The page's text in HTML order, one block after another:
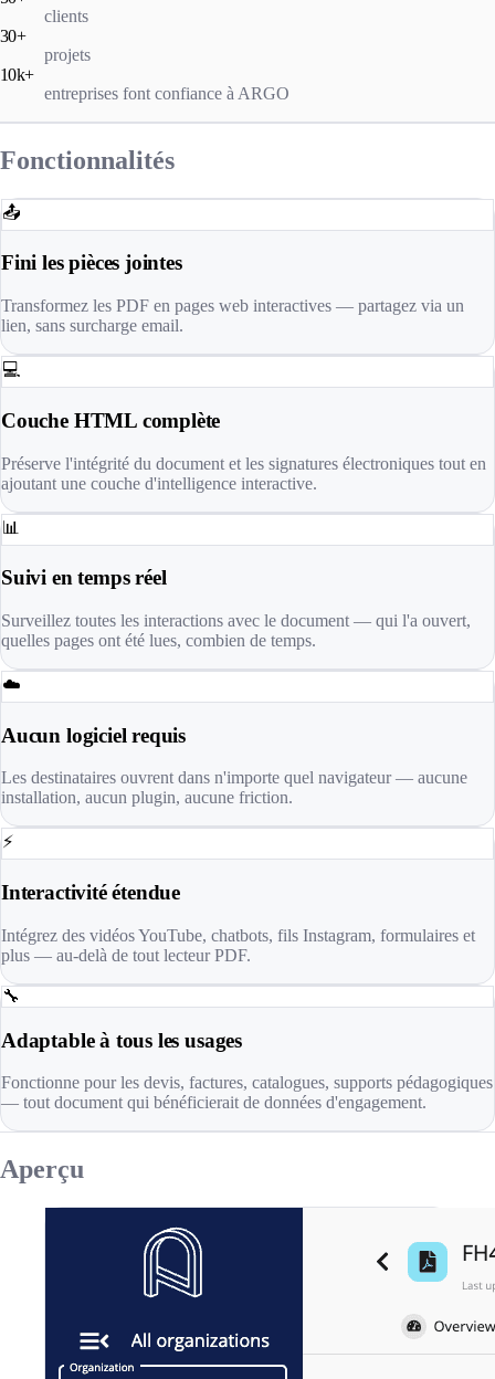
clients
30+
projets
10k+
entreprises font confiance à ARGO
Fonctionnalités
📤
Fini les pièces jointes
Transformez les PDF en pages web interactives — partagez via un
lien, sans surcharge email.
💻
Couche HTML complète
Préserve l'intégrité du document et les signatures électroniques tout en
ajoutant une couche d'intelligence interactive.
📊
Suivi en temps réel
Surveillez toutes les interactions avec le document — qui l'a ouvert,
quelles pages ont été lues, combien de temps.
☁️
Aucun logiciel requis
Les destinataires ouvrent dans n'importe quel navigateur — aucune
installation, aucun plugin, aucune friction.
⚡
Interactivité étendue
Intégrez des vidéos YouTube, chatbots, fils Instagram, formulaires et
plus — au-delà de tout lecteur PDF.
🔧
Adaptable à tous les usages
Fonctionne pour les devis, factures, catalogues, supports pédagogiques
— tout document qui bénéficierait de données d'engagement.
Aperçu